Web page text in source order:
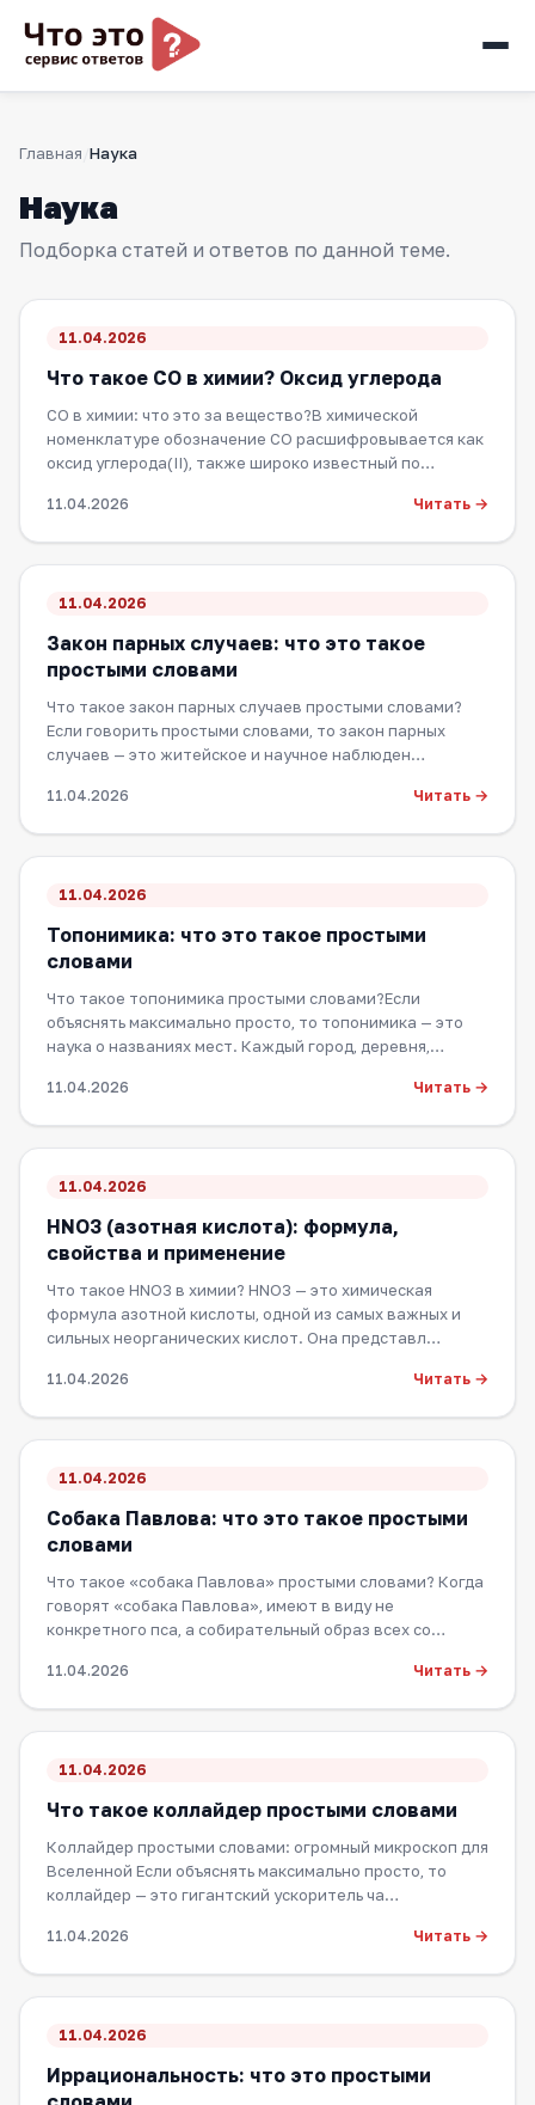
Главная Наука
Наука
Подборка статей и ответов по данной теме.
11.04.2026
Что такое CO в химии? Оксид углерода
CO в химии: что это за вещество?В химической
номенклатуре обозначение CO расшифровывается как
оксид углерода(II), также широко известный по…
11.04.2026 Читать →
11.04.2026
Закон парных случаев: что это такое
простыми словами
Что такое закон парных случаев простыми словами?
Если говорить простыми словами, то закон парных
случаев — это житейское и научное наблюден…
11.04.2026 Читать →
11.04.2026
Топонимика: что это такое простыми
словами
Что такое топонимика простыми словами?Если
объяснять максимально просто, то топонимика — это
наука о названиях мест. Каждый город, деревня,…
11.04.2026 Читать →
11.04.2026
HNO3 (азотная кислота): формула,
свойства и применение
Что такое HNO3 в химии? HNO3 — это химическая
формула азотной кислоты, одной из самых важных и
сильных неорганических кислот. Она представл…
11.04.2026 Читать →
11.04.2026
Собака Павлова: что это такое простыми
словами
Что такое «собака Павлова» простыми словами? Когда
говорят «собака Павлова», имеют в виду не
конкретного пса, а собирательный образ всех со…
11.04.2026 Читать →
11.04.2026
Что такое коллайдер простыми словами
Коллайдер простыми словами: огромный микроскоп для
Вселенной Если объяснять максимально просто, то
коллайдер — это гигантский ускоритель ча…
11.04.2026 Читать →
11.04.2026
Иррациональность: что это простыми